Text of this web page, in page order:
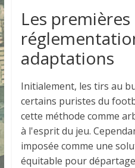
Les premières
adaptations
Initialement, les tirs au
certains puristes du
cette méthode comme
à l'esprit du jeu.
imposée comme une
équitable pour